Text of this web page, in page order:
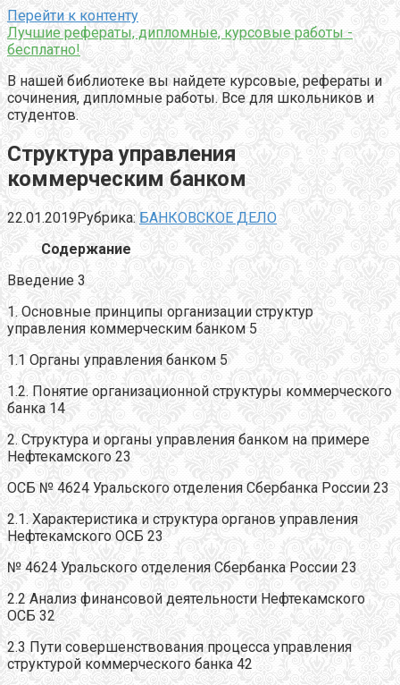
Перейти к контенту
Лучшие рефераты, дипломные, курсовые работы -
бесплатно!
В нашей библиотеке вы найдете курсовые, рефераты и
сочинения, дипломные работы. Все для школьников и
студентов.
Структура управления
коммерческим банком
22.01.2019Рубрика: БАНКОВСКОЕ ДЕЛО
Содержание
Введение 3
1. Основные принципы организации структур
управления коммерческим банком 5
1.1 Органы управления банком 5
1.2. Понятие организационной структуры коммерческого
банка 14
2. Структура и органы управления банком на примере
Нефтекамского 23
ОСБ № 4624 Уральского отделения Сбербанка России 23
2.1. Характеристика и структура органов управления
Нефтекамского ОСБ 23
№ 4624 Уральского отделения Сбербанка России 23
2.2 Анализ финансовой деятельности Нефтекамского
ОСБ 32
2.3 Пути совершенствования процесса управления
структурой коммерческого банка 42